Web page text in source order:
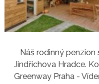
Náš rodinný penzion
Jindřichova Hradce.
Greenway Praha -